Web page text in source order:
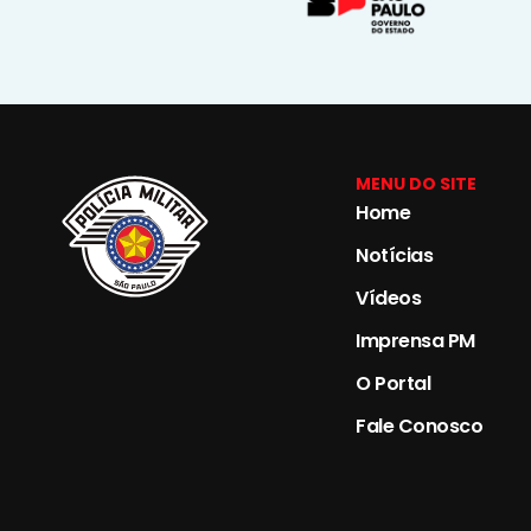
MENU DO SITE
Home
Notícias
Vídeos
Imprensa PM
O Portal
Fale Conosco